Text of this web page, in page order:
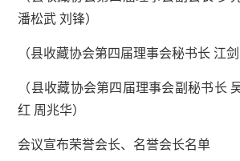
潘松武 刘锋）
（县收藏协会第四届理事会秘书长 江剑
（县收藏协会第四届理事会副秘书长
红 周兆华）
会议宣布荣誉会长、名誉会长名单